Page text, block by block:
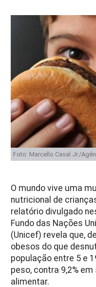
Foto: Marcello Casal Jr./
O mundo vive uma
nutricional de
relatório divulgado
Fundo das Nações
(Unicef) revela que,
obesos do que
população entre 5 e
peso, contra 9,2%
alimentar.